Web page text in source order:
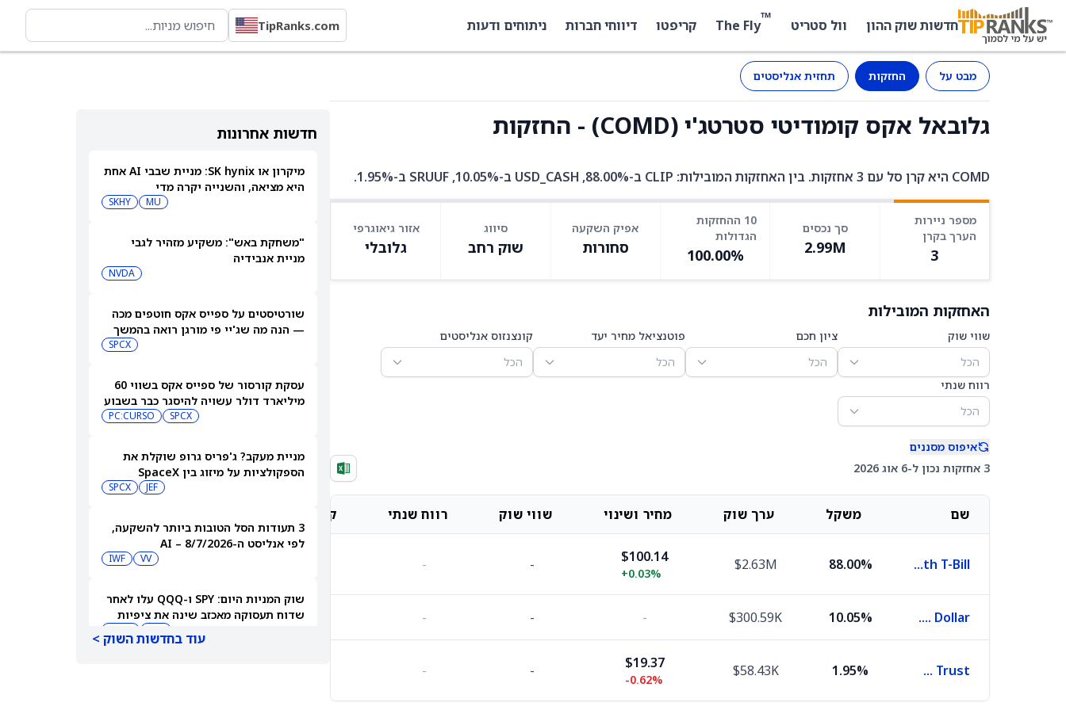
חדשות שוק ההון וול סטריט ™
The Fly קריפטו דיווחי חברות ניתוחים ודעות TipRanks.com
מבט על החזקות תחזית אנליסטים
גלובאל אקס קומודיטי סטרטג'י (COMD) - החזקות
COMD היא קרן סל עם 3 אחזקות. בין האחזקות המובילות: CLIP ב-88.00%, USD_CASH ב-10.05%, SRUUF ב-1.95%.
מספר ניירות
הערך בקרן
3
סך נכסים
2.99M
10 ההחזקות
הגדולות
100.00%
אפיק השקעה
סחורות
סיווג
שוק רחב
אזור גיאוגרפי
גלובלי
האחזקות המובילות
שווי שוק
הכל
ציון חכם
הכל
פוטנציאל מחיר יעד
הכל
קונצנזוס אנליסטים
הכל
רווח שנתי
הכל
איפוס מסננים
3 אחזקות נכון ל-6 אוג 2026
שם משקל ערך שוק מחיר ושינוי שווי שוק רווח שנתי קונצנזוס אנליסטים
Global X 1-3 Month T-Bill
88.00%
$2.63M
$100.14
+0.03%
-
-
-
U.S. Dollar
10.05%
$300.59K
-
-
-
-
-
Sprott Physical Uranium Trust
1.95%
$58.43K
$19.37
-0.62%
-
-
חדשות אחרונות
מיקרון או SK hynix: מניית שבבי AI אחת
היא מציאה, והשנייה יקרה מדי
MU
SKHY
"משחקת באש": משקיע מזהיר לגבי
מניית אנבידיה
NVDA
שורטיסטים על ספייס אקס חוטפים מכה
— הנה מה שג'יי פי מורגן רואה בהמשך
SPCX
עסקת קורסור של ספייס אקס בשווי 60
מיליארד דולר עשויה להיסגר כבר בשבוע
SPCX
PC:CURSO
מניית מעקב? ג'פריס גרופ שוקלת את
הספקולציות על מיזוג בין SpaceX
JEF
SPCX
3 תעודות הסל הטובות ביותר להשקעה,
לפי אנליסט ה-AI – 8/7/2026
VV
IWF
שוק המניות היום: SPY ו-QQQ עלו לאחר
שדוח תעסוקה מאכזב שינה את ציפיות
עוד בחדשות השוק >